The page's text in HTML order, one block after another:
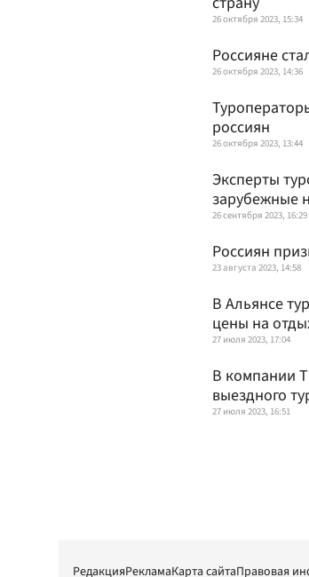
26 октября 2023, 15:34
Россияне
26 октября 2023, 14:36
россиян
26 октября 2023, 13:44
Эксперты
зарубежные
26 сентября 2023, 16:29
Россиян
23 августа 2023, 14:58
В Альянсе
цены на
27 июля 2023, 17:04
В компании
выездного
27 июля 2023, 16:51
РедакцияРекламаКарта сайтаПравовая